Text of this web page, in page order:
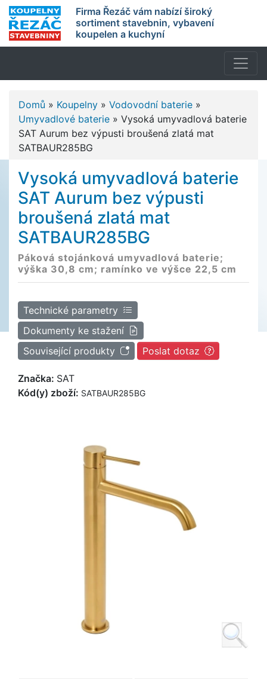
Firma Řezáč vám nabízí široký
sortiment stavebnin, vybavení
koupelen a kuchyní
Domů » Koupelny » Vodovodní baterie »
Umyvadlové baterie » Vysoká umyvadlová baterie
SAT Aurum bez výpusti broušená zlatá mat
SATBAUR285BG
Vysoká umyvadlová baterie
SAT Aurum bez výpusti
broušená zlatá mat
SATBAUR285BG
Páková stojánková umyvadlová baterie;
výška 30,8 cm; ramínko ve výšce 22,5 cm
Technické parametry
Dokumenty ke stažení
Související produkty
Poslat dotaz
Značka: SAT
Kód(y) zboží: SATBAUR285BG